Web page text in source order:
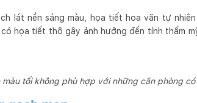
lát nền sáng màu, họa tiết hoa văn tự
họa tiết thô gây ảnh hưởng đến tính thẩm
màu tối không phù hợp với những căn phòng